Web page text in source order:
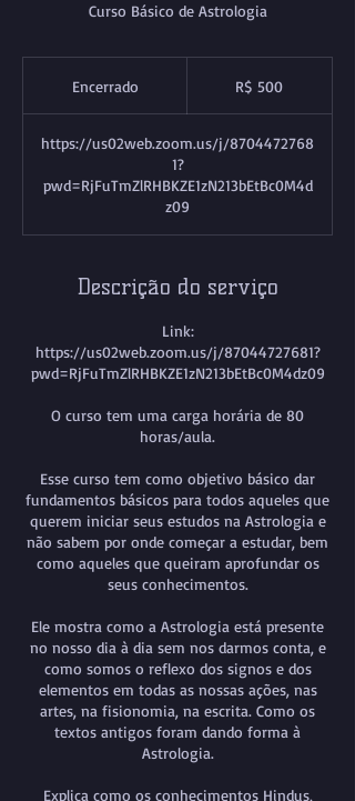
Curso Básico de Astrologia
Encerrado
e
r
d
brasileirosR$ 500
https://us02web.zoom.us/j/8704472768
1?
pwd=RjFuTmZlRHBKZE1zN213bEtBc0M4d
z09
Descrição do serviço
Link:
https://us02web.zoom.us/j/87044727681?
pwd=RjFuTmZlRHBKZE1zN213bEtBc0M4dz09
O curso tem uma carga horária de 80
horas/aula.
Esse curso tem como objetivo básico dar
fundamentos básicos para todos aqueles que
querem iniciar seus estudos na Astrologia e
não sabem por onde começar a estudar, bem
como aqueles que queiram aprofundar os
seus conhecimentos.
Ele mostra como a Astrologia está presente
no nosso dia à dia sem nos darmos conta, e
como somos o reflexo dos signos e dos
elementos em todas as nossas ações, nas
artes, na fisionomia, na escrita. Como os
textos antigos foram dando forma à
Astrologia.
Explica como os conhecimentos Hindus,